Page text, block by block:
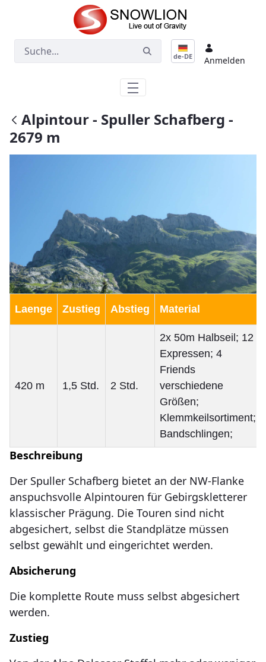
Zum Hauptinhalt springen
de-DE Anmelden
Alpintour - Spuller Schafberg -
2679 m
Laenge Zustieg Abstieg Material
420 m 1,5 Std. 2 Std.
2x 50m Halbseil; 12
Expressen; 4
Friends
verschiedene
Größen;
Klemmkeilsortiment;
Bandschlingen;
Beschreibung
Der Spuller Schafberg bietet an der NW-Flanke
anspuchsvolle Alpintouren für Gebirgskletterer
klassischer Prägung. Die Touren sind nicht
abgesichert, selbst die Standplätze müssen
selbst gewählt und eingerichtet werden.
Absicherung
Die komplette Route muss selbst abgesichert
werden.
Zustieg